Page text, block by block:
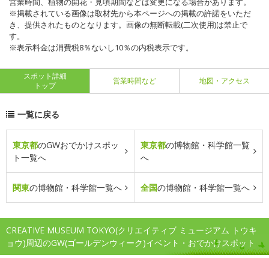
※掲載されている画像は取材先から本ページへの掲載の許諾をいただ
き、提供されたものとなります。画像の無断転載(二次使用)は禁止で
す。
※表示料金は消費税8％ないし10％の内税表示です。
スポット詳細
トップ
営業時間など 地図・アクセス
一覧に戻る
東京都のGWおでかけスポッ
ト一覧へ
東京都の博物館・科学館一覧
へ
関東の博物館・科学館一覧へ 全国の博物館・科学館一覧へ
CREATIVE MUSEUM TOKYO(クリエイティブ ミュージアム トウキ
ョウ)周辺のGW(ゴールデンウィーク)イベント・おでかけスポット